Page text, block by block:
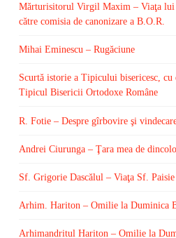
Mărturisitorul Virgil Maxim – Viaţa lui
către comisia de canonizare a B.O.R.
Mihai Eminescu – Rugăciune
Scurtă istorie a Tipicului bisericesc, cu
Tipicul Bisericii Ortodoxe Române
R. Fotie – Despre gîrbovire şi
Andrei Ciurunga – Ţara mea de
Sf. Grigorie Dascălul – Viaţa Sf.
Arhim. Hariton – Omilie la Duminica
Arhimandritul Hariton – Omilie la